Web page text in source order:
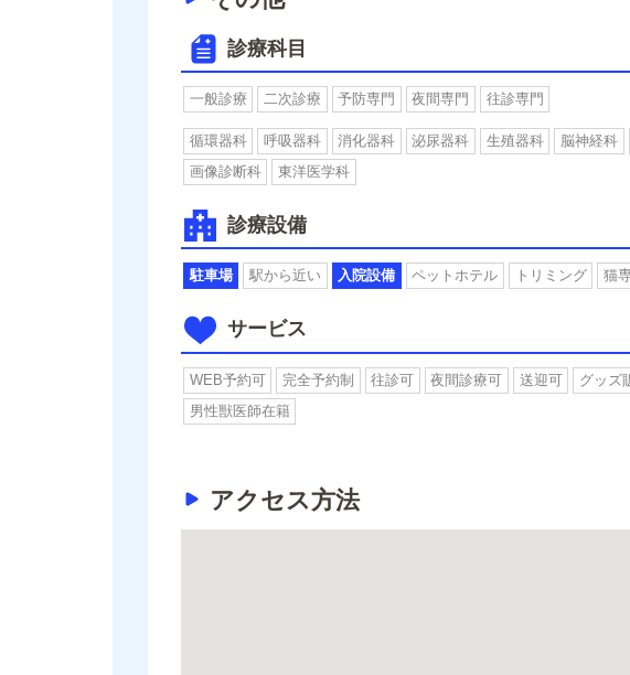
診療科目
一般診療 二次診療 予防専門 夜間専門 往診専門
循環器科 呼吸器科 消化器科 泌尿器科 生殖器科 脳神経科
画像診断科
東洋医学科
診療設備
駐車場 駅から近い 入院設備 ペットホテル トリミング 猫
サービス
WEB予約可 完全予約制 往診可 夜間診療可 送迎可 グッズ
男性獣医師在籍
アクセス方法